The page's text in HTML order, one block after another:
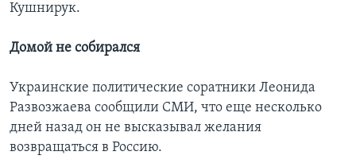
Кушнирук.
Домой не собирался
Украинские политические соратники Леонида
Развозжаева сообщили СМИ, что еще несколько
дней назад он не высказывал желания
возвращаться в Россию.